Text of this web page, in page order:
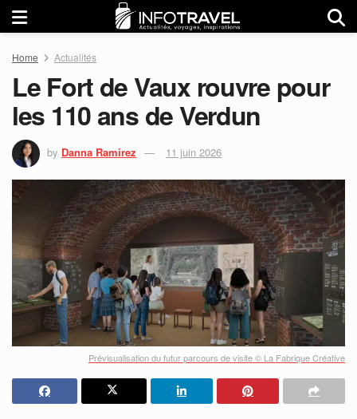
Home Actualités
Le Fort de Vaux rouvre pour
les 110 ans de Verdun
by Danna Ramirez 11 juin 2026
Prévisualisation du futur parcours de visite © La Fabrique Créative